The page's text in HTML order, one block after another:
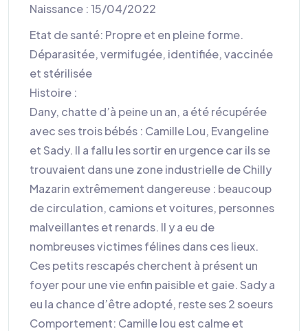
Naissance : 15/04/2022
Etat de santé: Propre et en pleine forme.
Déparasitée, vermifugée, identifiée, vaccinée
et stérilisée
Histoire :
Dany, chatte d’à peine un an, a été récupérée
avec ses trois bébés : Camille Lou, Evangeline
et Sady. Il a fallu les sortir en urgence car ils se
trouvaient dans une zone industrielle de Chilly
Mazarin extrêmement dangereuse : beaucoup
de circulation, camions et voitures, personnes
malveillantes et renards. Il y a eu de
nombreuses victimes félines dans ces lieux.
Ces petits rescapés cherchent à présent un
foyer pour une vie enfin paisible et gaie. Sady a
eu la chance d’être adopté, reste ses 2 soeurs
Comportement: Camille lou est calme et